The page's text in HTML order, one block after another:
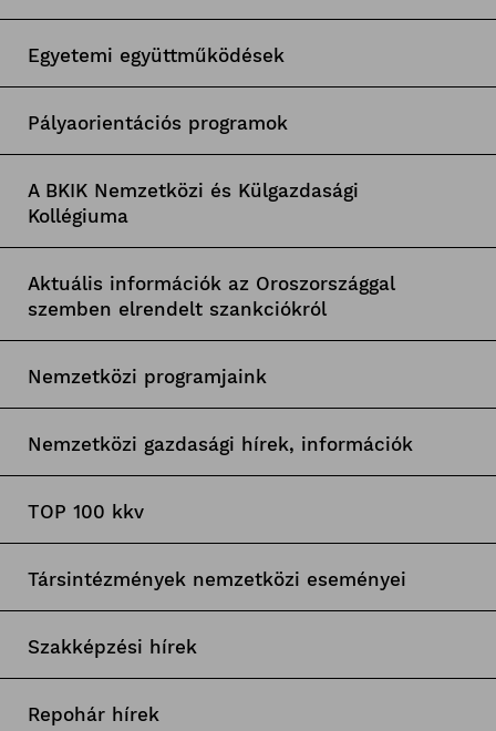
Egyetemi együttműködések
Pályaorientációs programok
A BKIK Nemzetközi és Külgazdasági
Kollégiuma
Aktuális információk az Oroszországgal
szemben elrendelt szankciókról
Nemzetközi programjaink
Nemzetközi gazdasági hírek, információk
TOP 100 kkv
Társintézmények nemzetközi eseményei
Szakképzési hírek
Repohár hírek